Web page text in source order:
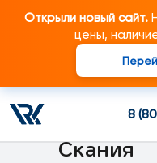
Открыли новый сайт.
цены,
8
815124
M10
Скания